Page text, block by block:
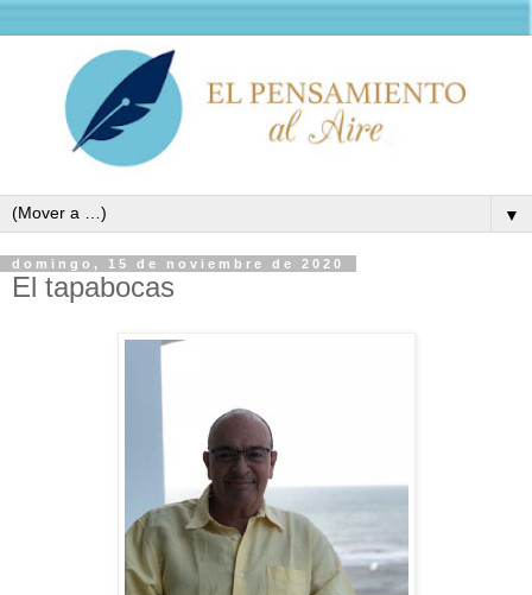
▼
domingo, 15 de noviembre de 2020
El tapabocas